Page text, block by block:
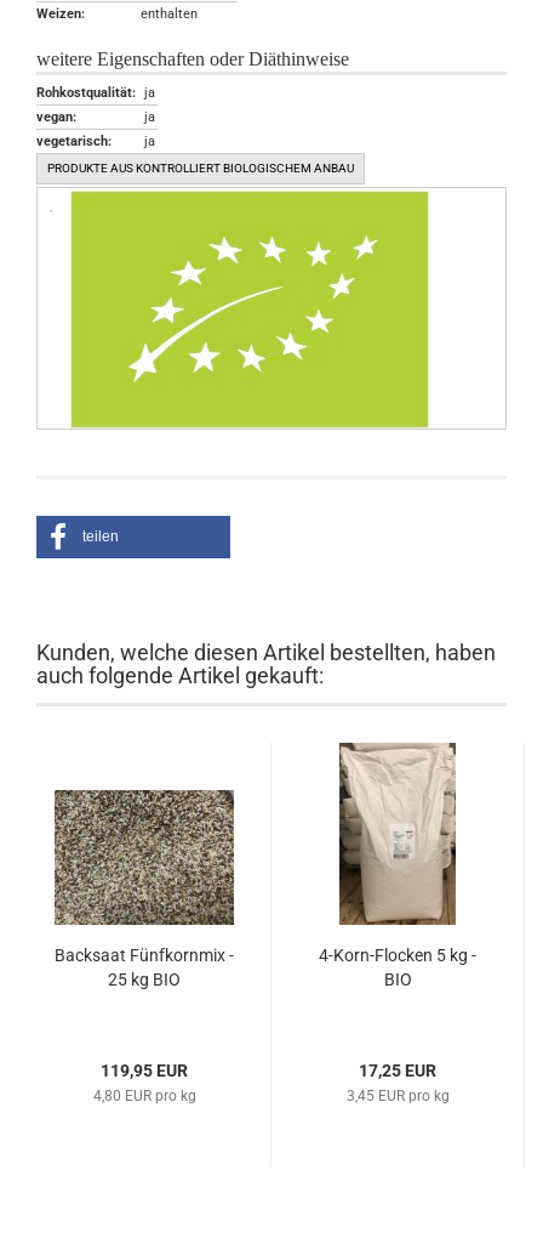
Weizen:
enthalten
weitere Eigenschaften oder Diäthinweise
Rohkostqualität: ja
vegan:
ja
vegetarisch:
ja
PRODUKTE AUS KONTROLLIERT BIOLOGISCHEM ANBAU
teilen
Kunden, welche diesen Artikel bestellten, haben
auch folgende Artikel gekauft:
Backsaat Fünfkornmix -
25 kg BIO
119,95 EUR
4,80 EUR pro kg
4-Korn-Flocken 5 kg -
BIO
17,25 EUR
3,45 EUR pro kg